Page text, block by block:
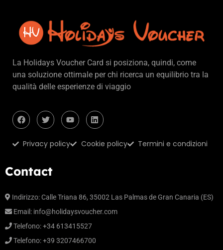
La Holidays Voucher Card si posiziona, quindi, come
una soluzione ottimale per chi ricerca un equilibrio tra la
qualità delle esperienze di viaggio
Privacy policy Cookie policy Termini e condizioni
Contact
Indirizzo: Calle Triana 86, 35002 Las Palmas de Gran Canaria (ES)
Email: info@holidaysvoucher.com
Telefono: +34 613415527
Telefono: +39 3207466700